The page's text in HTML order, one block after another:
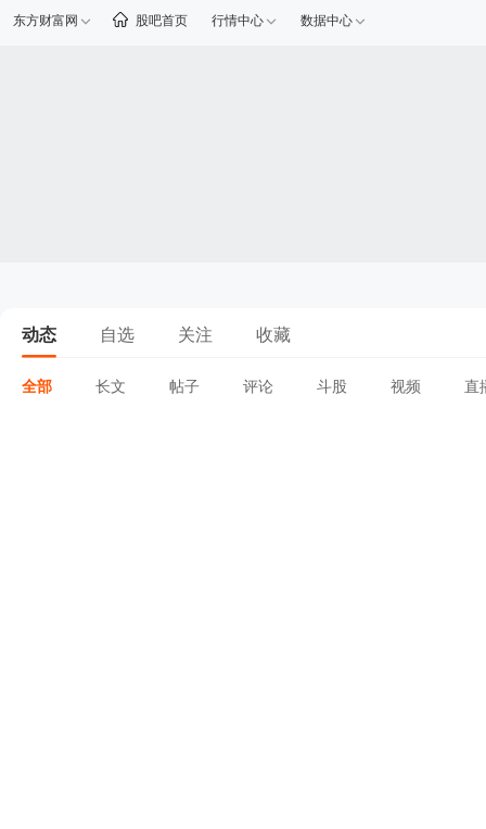
东方财富网 股吧首页 行情中心 数据中心
动态 自选 关注 收藏
全部 长文 帖子 评论 斗股 视频 直